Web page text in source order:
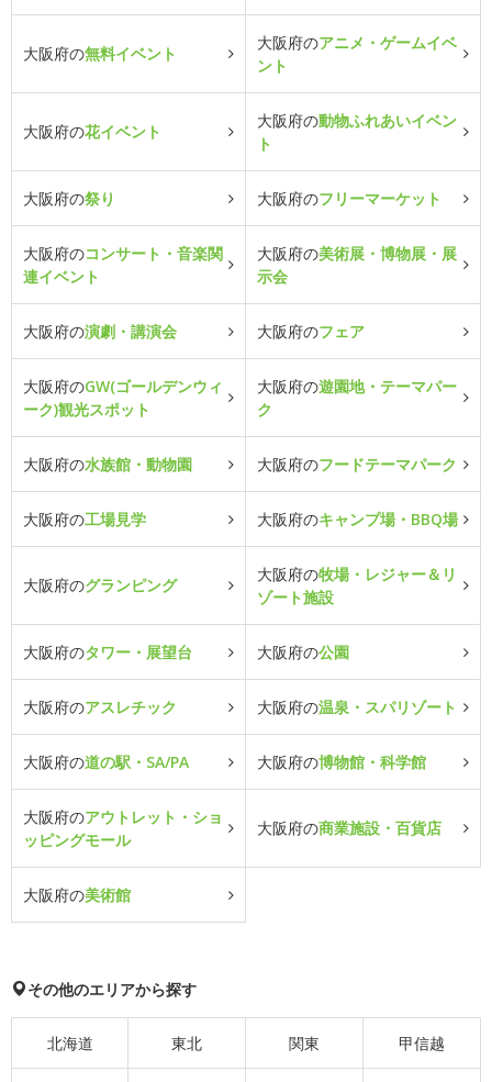
大阪府の無料イベント
大阪府のアニメ・ゲームイベ
ント
大阪府の花イベント
大阪府の動物ふれあいイベン
ト
大阪府の祭り 大阪府のフリーマーケット
大阪府のコンサート・音楽関
連イベント
大阪府の美術展・博物展・展
示会
大阪府の演劇・講演会 大阪府のフェア
大阪府のGW(ゴールデンウィ
ーク)観光スポット
大阪府の遊園地・テーマパー
ク
大阪府の水族館・動物園 大阪府のフードテーマパーク
大阪府の工場見学 大阪府のキャンプ場・BBQ場
大阪府のグランピング
大阪府の牧場・レジャー＆リ
ゾート施設
大阪府のタワー・展望台 大阪府の公園
大阪府のアスレチック 大阪府の温泉・スパリゾート
大阪府の道の駅・SA/PA 大阪府の博物館・科学館
大阪府のアウトレット・ショ
ッピングモール
大阪府の商業施設・百貨店
大阪府の美術館
その他のエリアから探す
北海道 東北 関東 甲信越